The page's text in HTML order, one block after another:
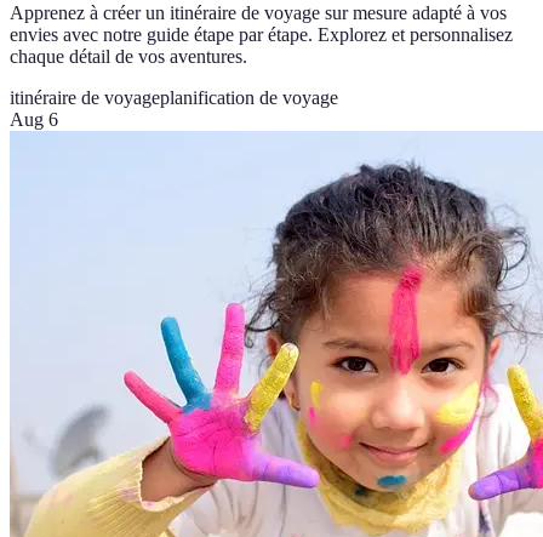
Apprenez à créer un itinéraire de voyage sur mesure adapté à vos
envies avec notre guide étape par étape. Explorez et personnalisez
chaque détail de vos aventures.
itinéraire de voyageplanification de voyage
Aug 6